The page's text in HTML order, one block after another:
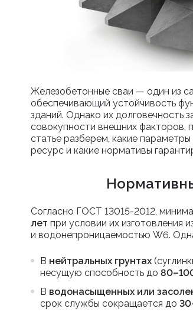
Железобетонные сваи — один из
обеспечивающий устойчивость
зданий. Однако их долговечность
совокупности внешних факторов,
статье разберем, какие
ресурс и какие нормативы
Согласно ГОСТ 13015-2012,
лет при условии их изготовления
и водонепроницаемостью W6.
В нейтральных грунтах
несущую способность до
В водонасыщенных или
срок службы сокращается до